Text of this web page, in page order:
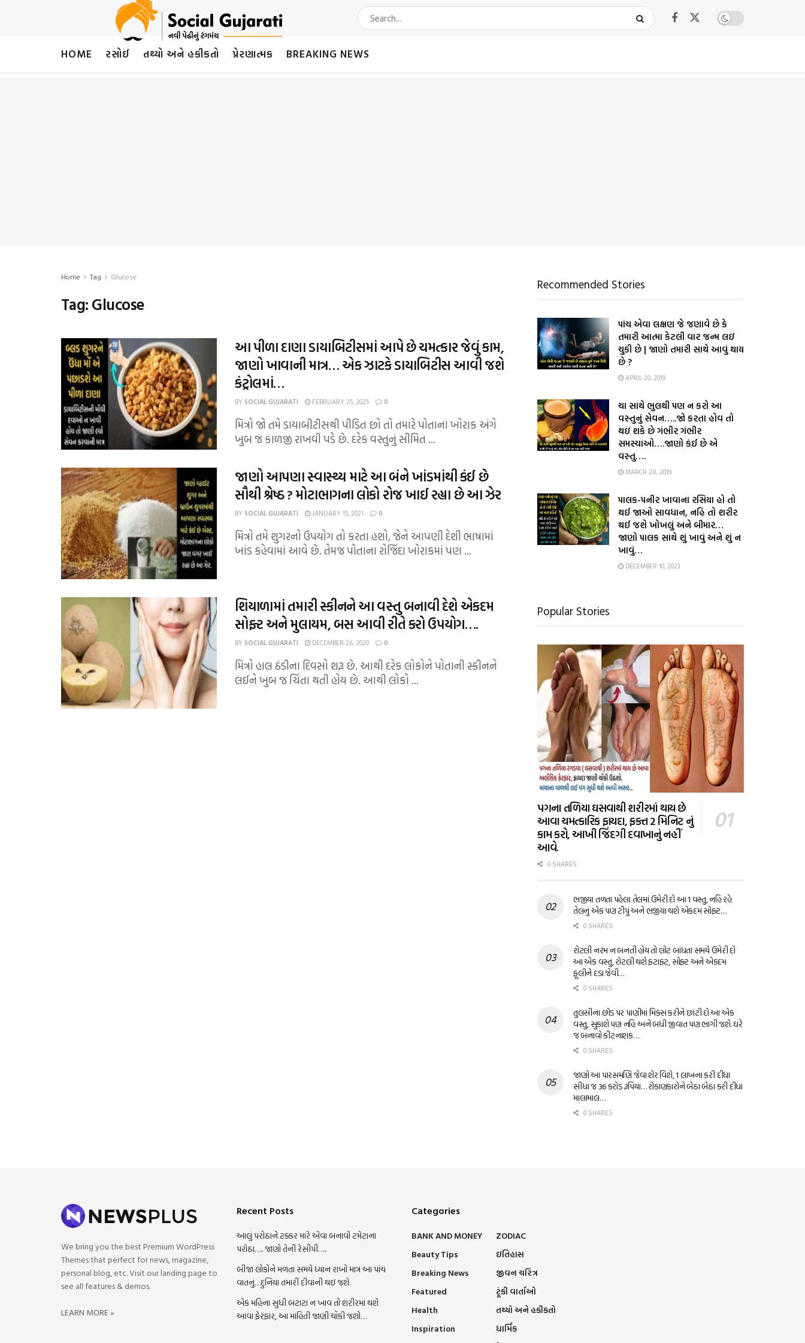
HOME રસોઈ તથ્યો અને હકીકતો પ્રેરણાત્મક BREAKING NEWS
Home Tag Glucose
Tag:Glucose
આ પીળા દાણા ડાયાબિટીસમાં આપે છે ચમત્કાર જેવું કામ,
જાણો ખાવાની માત્ર… એક ઝાટકે ડાયાબિટીસ આવી જશે
કંટ્રોલમાં…
BY SOCIAL GUJARATI FEBRUARY 25, 2025 0
મિત્રો જો તમે ડાયાબીટીસથી પીડિત છો તો તમારે પોતાના ખોરાક અંગે
ખુબ જ કાળજી રાખવી પડે છે. દરેક વસ્તુનું સીમિત ...
જાણો આપણા સ્વાસ્થ્ય માટે આ બંને ખાંડમાંથી કંઈ છે
સૌથી શ્રેષ્ઠ ? મોટાભાગના લોકો રોજ ખાઈ રહ્યા છે આ ઝેર
BY SOCIAL GUJARATI JANUARY 15, 2021 0
મિત્રો તમે શુગરનો ઉપયોગ તો કરતા હશો, જેને આપણી દેશી ભાષામાં
ખાંડ કહેવામાં આવે છે. તેમજ પોતાના રોજિંદા ખોરાકમાં પણ ...
શિયાળામાં તમારી સ્કીનને આ વસ્તુ બનાવી દેશે એકદમ
સોફ્ટ અને મુલાયમ, બસ આવી રીતે કરો ઉપયોગ….
BY SOCIAL GUJARATI DECEMBER 26, 2020 0
મિત્રો હાલ ઠંડીના દિવસો શરૂ છે. આથી દરેક લોકોને પોતાની સ્કીનને
લઈને ખુબ જ ચિંતા થતી હોય છે. આથી લોકો ...
Recommended Stories
પાંચ એવા લક્ષણ જે જણાવે છે કે
તમારી આત્મા કેટલી વાર જન્મ લઇ
ચુકી છે | જાણો તમારી સાથે આવું થાય
છે ?
APRIL 20, 2019
ચા સાથે ભુલથી પણ ન કરો આ
વસ્તુનું સેવન…..જો કરતા હોવ તો
થઇ શકે છે ગંભીર ગંભીર
સમસ્યાઓ….જાણો કંઈ છે એ
વસ્તુ….
MARCH 28, 2019
પાલક-પનીર ખાવાના રસિયા હો તો
થઈ જાઓ સાવધાન, નહિ તો શરીર
થઈ જશે ખોખલું અને બીમાર…
જાણો પાલક સાથે શું ખાવું અને શું ન
ખાવું…
DECEMBER 10, 2023
Popular Stories
પગના તળિયા ઘસવાથી શરીરમાં થાય છે
આવા ચમત્કારિક ફાયદા, ફક્ત 2 મિનિટ નું
કામ કરો, આખી જિંદગી દવાખાનું નહીં
આવે.
0 SHARES
ભજીયા તળતા પહેલા તેલમાં ઉમેરી દો આ 1 વસ્તુ, નહિ રહે
તેલનું એક પણ ટીપું અને ભજીયા થશે એકદમ સોફ્ટ…
0 SHARES
રોટલી નરમ ન બનતી હોય તો લોટ બાંધતા સમયે ઉમેરી દો
આ એક વસ્તુ, રોટલી થશે ફટાફટ, સોફ્ટ અને એકદમ
ફૂલીને દડા જેવી…
0 SHARES
તુલસીના છોડ પર પાણીમાં મિક્સ કરીને છાંટી દો આ એક
વસ્તુ, સુકાશે પણ નહિ અને બધી જીવાત પણ ભાગી જશે. ઘરે
જ બનાવો કીટનાશક…
0 SHARES
જાણો આ પારસમણિ જેવા શેર વિશે, 1 લાખના કરી દીધા
સીધા જ 36 કરોડ રૂપિયા… રોકાણકારોને બેઠા બેઠા કરી દીધા
માલામાલ…
0 SHARES
We bring you the best Premium WordPress
Themes that perfect for news, magazine,
personal blog, etc. Visit our landing page to
see all features & demos.
LEARN MORE »
Recent Posts
આલું પરોઠાને ટક્કર મારે એવા બનાવો ટમેટાના
પરોઠા….. જાણો તેની રેસીપી…..
બીજા લોકોને મળતા સમયે ધ્યાન રાખો માત્ર આ પાંચ
વાતનું…દુનિયા તમારી દીવાની થઇ જશે.
એક મહિના સુધી બટાટા ન ખાવ તો શરીરમાં થશે
આવા ફેરફાર, આ માહિતી જાણી ચોંકી જશો…
Categories
BANK AND MONEY
Beauty Tips
Breaking News
Featured
Health
Inspiration
ZODIAC
ઇતિહાસ
જીવન ચરિત્ર
ટૂંકી વાર્તાઓ
તથ્યો અને હકીકતો
ધાર્મિક